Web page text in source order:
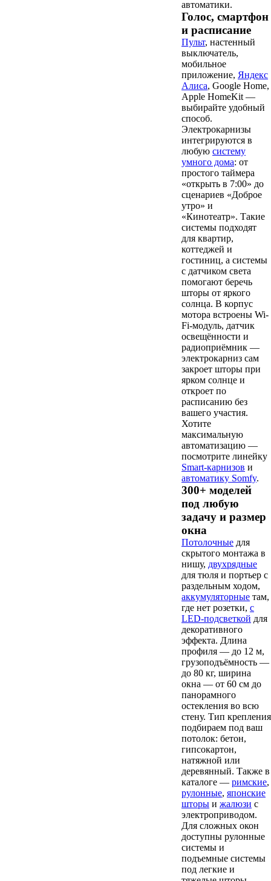
автоматики.
Голос, смартфон
и расписание
Пульт, настенный
выключатель,
мобильное
приложение, Яндекс
Алиса, Google Home,
Apple HomeKit —
выбирайте удобный
способ.
Электрокарнизы
интегрируются в
любую систему
умного дома: от
простого таймера
«открыть в 7:00» до
сценариев «Доброе
утро» и
«Кинотеатр». Такие
системы подходят
для квартир,
коттеджей и
гостиниц, а системы
с датчиком света
помогают беречь
шторы от яркого
солнца. В корпус
мотора встроены Wi-
Fi-модуль, датчик
освещённости и
радиоприёмник —
электрокарниз сам
закроет шторы при
ярком солнце и
откроет по
расписанию без
вашего участия.
Хотите
максимальную
автоматизацию —
посмотрите линейку
Smart-карнизов и
автоматику Somfy.
300+ моделей
под любую
задачу и размер
окна
Потолочные для
скрытого монтажа в
нишу, двухрядные
для тюля и портьер с
раздельным ходом,
аккумуляторные там,
где нет розетки, с
LED-подсветкой для
декоративного
эффекта. Длина
профиля — до 12 м,
грузоподъёмность —
до 80 кг, ширина
окна — от 60 см до
панорамного
остекления во всю
стену. Тип крепления
подбираем под ваш
потолок: бетон,
гипсокартон,
натяжной или
деревянный. Также в
каталоге — римские,
рулонные, японские
шторы и жалюзи с
электроприводом.
Для сложных окон
доступны рулонные
системы и
подъемные системы
под легкие и